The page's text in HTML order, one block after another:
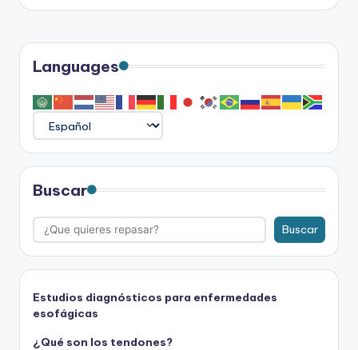
Languages
Buscar
Buscar
Estudios diagnósticos para enfermedades
esofágicas
¿Qué son los tendones?